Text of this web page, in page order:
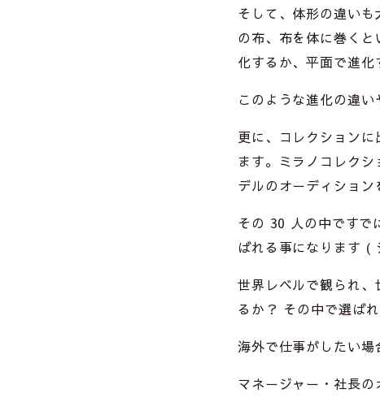
そして、体形の違い
の布、布を体に巻く
化するか、平面で進化
このような進化の違い
更に、コレクション
ます。ミラノコレク
デルのオーディション
その 30 人の中ですで
ばれる事になります (
世界レベルで観られ
るか？ その中で選ば
海外で仕事がしたい場
マネージャー・社長の